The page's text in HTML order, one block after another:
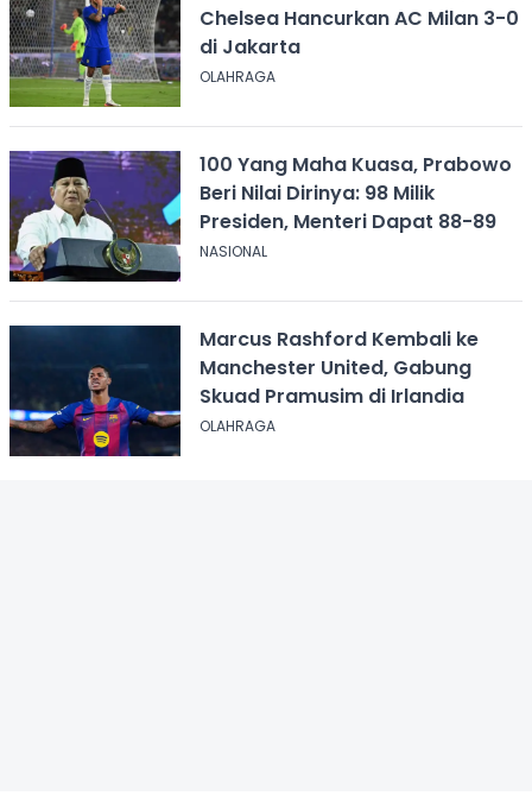
Chelsea Hancurkan AC Milan 3-0
di Jakarta
OLAHRAGA
100 Yang Maha Kuasa, Prabowo
Beri Nilai Dirinya: 98 Milik
Presiden, Menteri Dapat 88-89
NASIONAL
Marcus Rashford Kembali ke
Manchester United, Gabung
Skuad Pramusim di Irlandia
OLAHRAGA